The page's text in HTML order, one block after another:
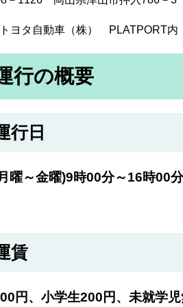
ヨタ自動車（株） PLATPORT内
行の概要
行日
曜～金曜)9時00分～16時00分
賃
円、小学生200円、未就学